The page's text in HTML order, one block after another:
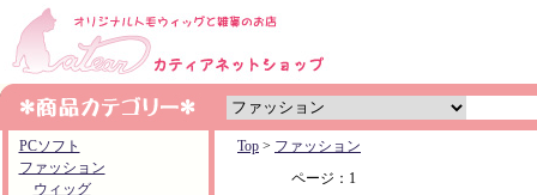
PCソフト
ファッション
ウィッグ
Top > ファッション
ページ：1